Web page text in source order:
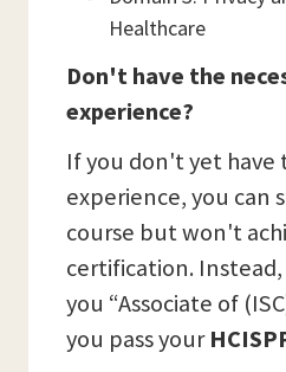
Healthcare
Don't have the
experience?
If you don't yet have
experience, you can
course but won't
certification.
you “Associate of
you pass your